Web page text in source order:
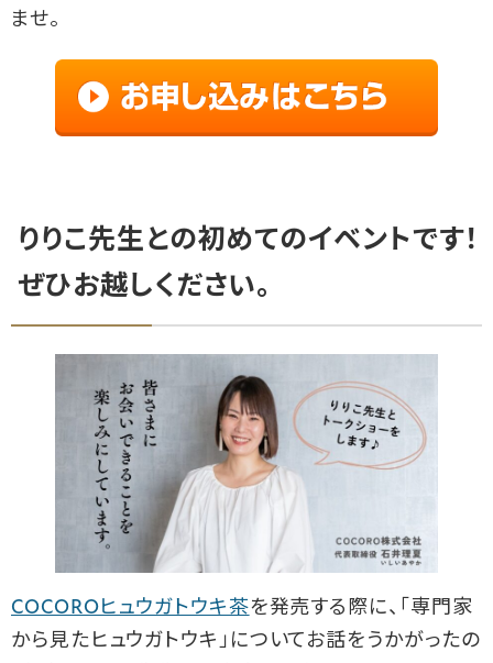
ませ。
りりこ先生との初めてのイベントです！
ぜひお越しください。
COCOROヒュウガトウキ茶を発売する際に、「専門家
から見たヒュウガトウキ」についてお話をうかがったの